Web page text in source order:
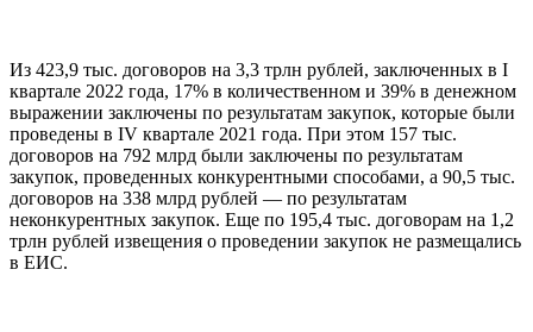
Из 423,9 тыс. договоров на 3,3 трлн рублей, заключенных в I
квартале 2022 года, 17% в количественном и 39% в денежном
выражении заключены по результатам закупок, которые были
проведены в IV квартале 2021 года. При этом 157 тыс.
договоров на 792 млрд были заключены по результатам
закупок, проведенных конкурентными способами, а 90,5 тыс.
договоров на 338 млрд рублей — по результатам
неконкурентных закупок. Еще по 195,4 тыс. договорам на 1,2
трлн рублей извещения о проведении закупок не размещались
в ЕИС.